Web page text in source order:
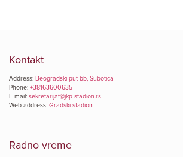
Kontakt
Address: Beogradski put bb, Subotica
Phone: +38163600635
E-mail: sekretarijat@jkp-stadion.rs
Web address: Gradski stadion
Radno vreme